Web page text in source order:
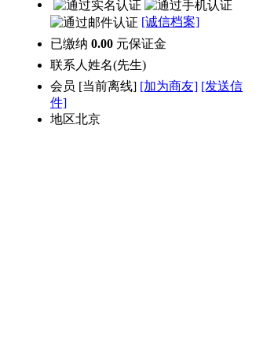
[诚信档案]
已缴纳 0.00 元保证金
联系人 姓名(先生)
会员 [当前离线] [加为商友] [发送信
件]
地区北京